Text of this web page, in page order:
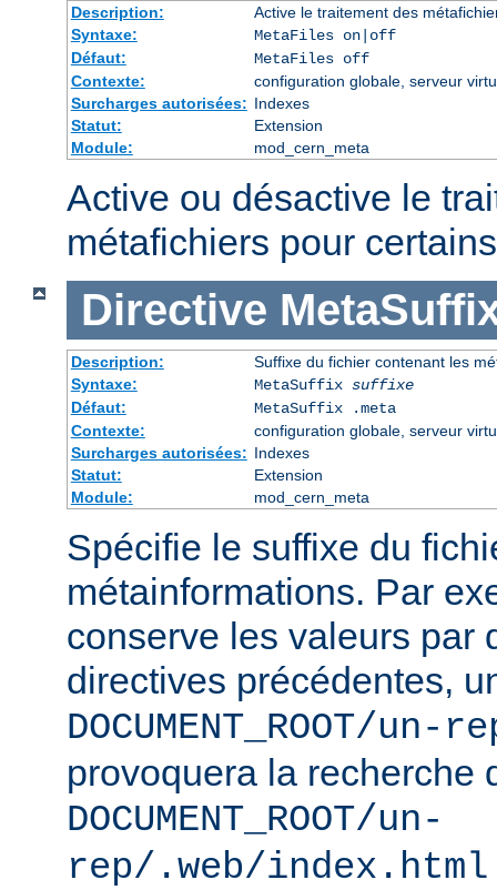
Description:
Active le traitement des
Syntaxe:
MetaFiles on|off
Défaut:
MetaFiles off
Contexte:
configuration globale, serveur
Surcharges autorisées: Indexes
Statut:
Extension
Module:
mod_cern_meta
Active ou désactive le
métafichiers pour
Directive
Description:
Suffixe du fichier contenant les
Syntaxe:
MetaSuffix suffixe
Défaut:
MetaSuffix .meta
Contexte:
configuration globale, serveur
Surcharges autorisées: Indexes
Statut:
Extension
Module:
mod_cern_meta
Spécifie le suffixe du
métainformations. Par
conserve les valeurs par
directives précédentes,
DOCUMENT_ROOT/
provoquera la recherche
DOCUMENT_ROOT/un-
rep/.web/